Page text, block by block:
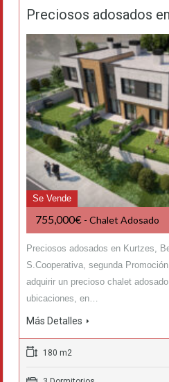
Preciosos adosados
Se Vende
755,000€ - Chalet Adosado
Preciosos adosados en Kurtzes,
S.Cooperativa, segunda
adquirir un precioso chalet
ubicaciones, en…
Más Detalles
180 m2